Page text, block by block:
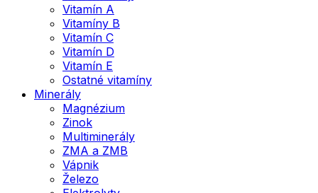
Vitamín A
Vitamíny B
Vitamín C
Vitamín D
Vitamín E
Ostatné vitamíny
Minerály
Magnézium
Zinok
Multiminerály
ZMA a ZMB
Vápnik
Železo